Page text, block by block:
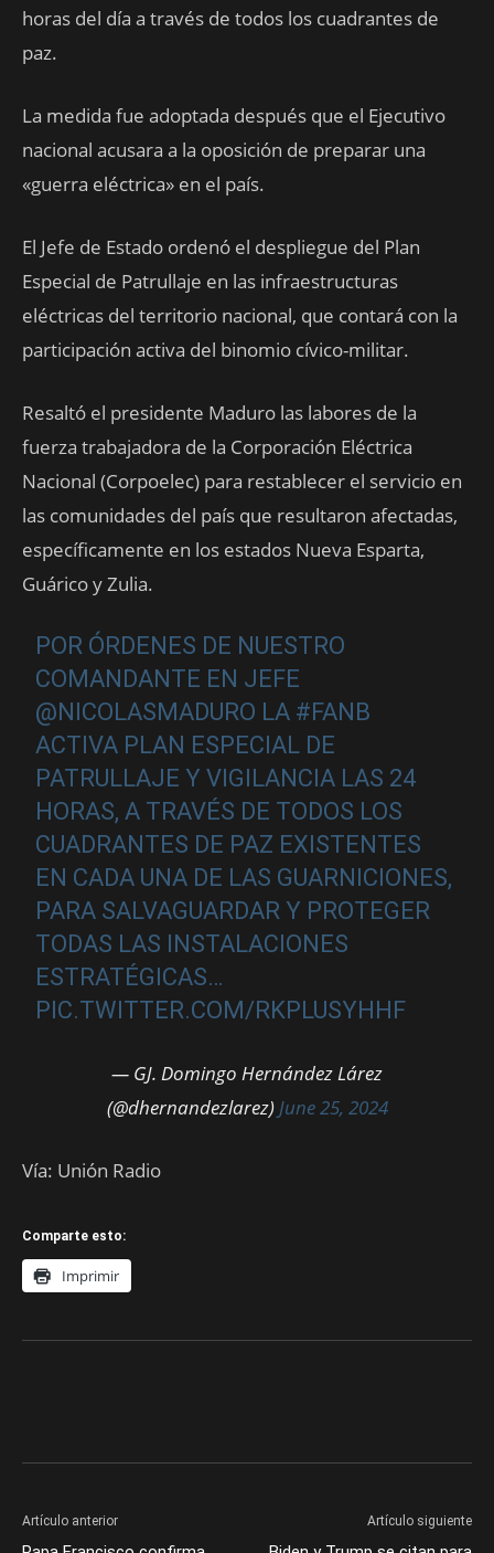
horas del día a través de todos los cuadrantes de
paz.
La medida fue adoptada después que el Ejecutivo
nacional acusara a la oposición de preparar una
«guerra eléctrica» en el país.
El Jefe de Estado ordenó el despliegue del Plan
Especial de Patrullaje en las infraestructuras
eléctricas del territorio nacional, que contará con la
participación activa del binomio cívico-militar.
Resaltó el presidente Maduro las labores de la
fuerza trabajadora de la Corporación Eléctrica
Nacional (Corpoelec) para restablecer el servicio en
las comunidades del país que resultaron afectadas,
específicamente en los estados Nueva Esparta,
Guárico y Zulia.
POR ÓRDENES DE NUESTRO
COMANDANTE EN JEFE
@NICOLASMADURO LA #FANB
ACTIVA PLAN ESPECIAL DE
PATRULLAJE Y VIGILANCIA LAS 24
HORAS, A TRAVÉS DE TODOS LOS
CUADRANTES DE PAZ EXISTENTES
EN CADA UNA DE LAS GUARNICIONES,
PARA SALVAGUARDAR Y PROTEGER
TODAS LAS INSTALACIONES
ESTRATÉGICAS…
PIC.TWITTER.COM/RKPLUSYHHF
— GJ. Domingo Hernández Lárez
(@dhernandezlarez) June 25, 2024
Vía: Unión Radio
Comparte esto:
Imprimir
Artículo anterior Artículo siguiente